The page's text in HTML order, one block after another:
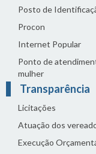
Posto de
Procon
Internet Popular
Ponto de
mulher
Transparência
Licitações
Atuação dos
Execução